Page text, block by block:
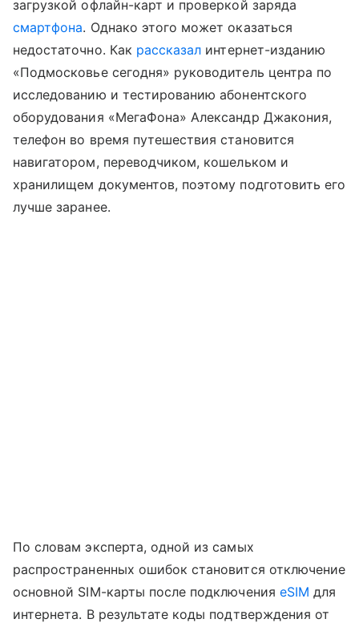
загрузкой офлайн-карт и проверкой заряда
смартфона. Однако этого может оказаться
недостаточно. Как рассказал интернет-изданию
«Подмосковье сегодня» руководитель центра по
исследованию и тестированию абонентского
оборудования «МегаФона» Александр Джакония,
телефон во время путешествия становится
навигатором, переводчиком, кошельком и
хранилищем документов, поэтому подготовить его
лучше заранее.
По словам эксперта, одной из самых
распространенных ошибок становится отключение
основной SIM-карты после подключения eSIM для
интернета. В результате коды подтверждения от